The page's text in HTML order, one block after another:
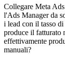
Collegare Meta
l'Ads Manager da
i lead con il tasso
produce il fatturato
effettivamente
manuali?